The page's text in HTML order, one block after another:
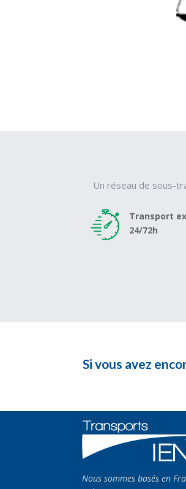
Un réseau de sous-
Transport
24/72h
Si vous avez
Nous sommes basés en